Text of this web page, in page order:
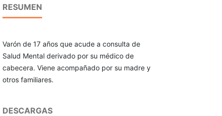
RESUMEN
Varón de 17 años que acude a consulta de
Salud Mental derivado por su médico de
cabecera. Viene acompañado por su madre y
otros familiares.
DESCARGAS